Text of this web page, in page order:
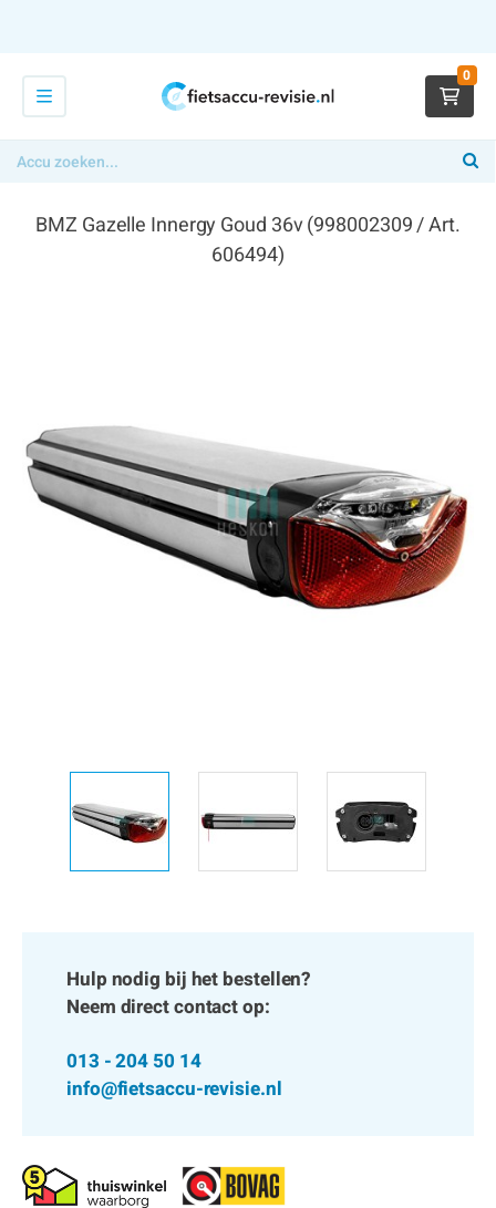
0
BMZ Gazelle Innergy Goud 36v (998002309 / Art.
606494)
Hulp nodig bij het bestellen?
Neem direct contact op:
013 - 204 50 14
info@fietsaccu-revisie.nl